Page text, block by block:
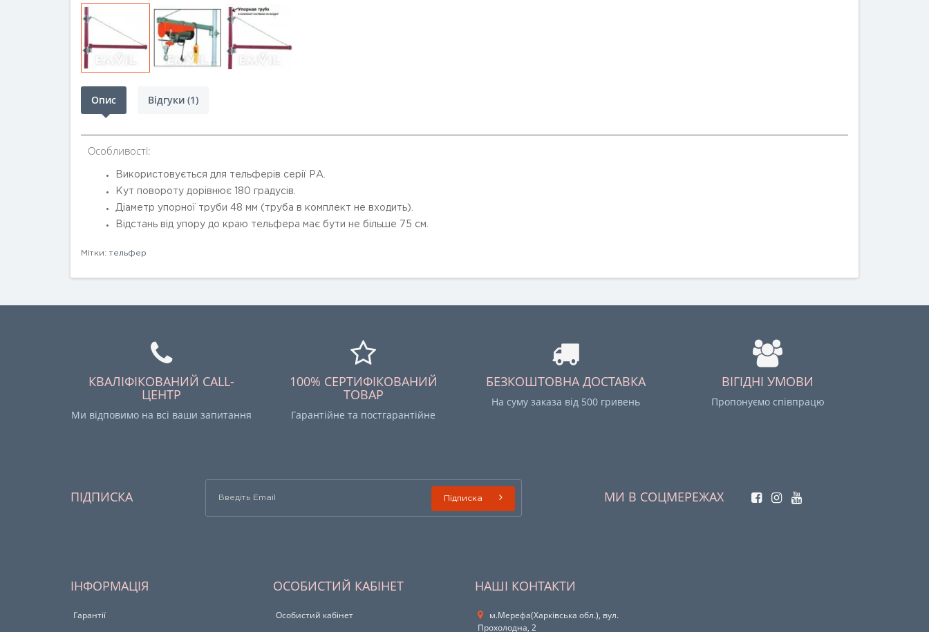
Опис Відгуки (1)
Особливості:
Використовується для тельферів серії РА.
Кут повороту дорівнює 180 градусів.
Діаметр упорної ​​труби 48 мм (труба в комплект не входить).
Відстань від упору до краю тельфера має бути не більше 75 см.
Мітки:тельфер
КВАЛІФІКОВАНИЙ CALL-
ЦЕНТР
Ми відповимо на всі ваши запитання
100% СЕРТИФІКОВАНИЙ
ТОВАР
Гарантійне та постгарантійне
БЕЗКОШТОВНА ДОСТАВКА
На суму заказа від 500 гривень
ВІГІДНІ УМОВИ
Пропонуємо співпрацю
ПІДПИСКА Підписка МИ В СОЦМЕРЕЖАХ
ІНФОРМАЦІЯ
Гарантії
ОСОБИСТИЙ КАБІНЕТ
Особистий кабінет
НАШІ КОНТАКТИ
м.Мерефа(Харківська обл.), вул.
Прохолодна, 2